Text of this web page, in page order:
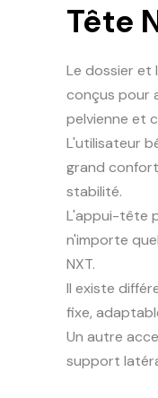
Tête
Le dossier et
conçus pour
pelvienne et
L'utilisateur
grand
stabilité.
L'appui-tête
n'importe
NXT.
Il existe
fixe,
Un autre
support